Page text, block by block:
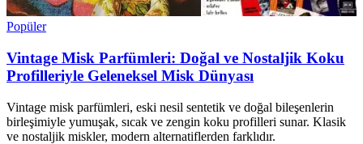
Popüler
Vintage Misk Parfümleri: Doğal ve Nostaljik Koku
Profilleriyle Geleneksel Misk Dünyası
Vintage misk parfümleri, eski nesil sentetik ve doğal bileşenlerin
birleşimiyle yumuşak, sıcak ve zengin koku profilleri sunar. Klasik
ve nostaljik miskler, modern alternatiflerden farklıdır.